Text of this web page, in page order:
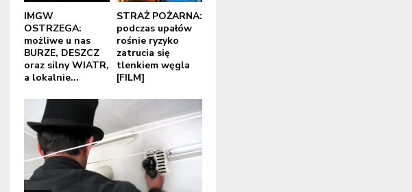
IMGW
OSTRZEGA:
możliwe u nas
BURZE, DESZCZ
oraz silny WIATR,
a lokalnie...
STRAŻ POŻARNA:
podczas upałów
rośnie ryzyko
zatrucia się
tlenkiem węgla
[FILM]